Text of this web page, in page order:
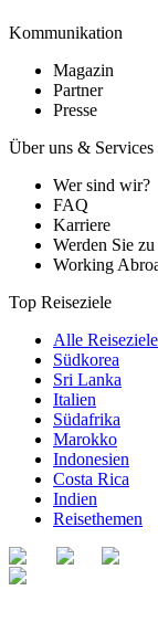
Kommunikation
Magazin
Partner
Presse
Über uns & Services
Wer sind wir?
FAQ
Karriere
Werden Sie
Working
Top Reiseziele
Alle
Südkorea
Sri Lanka
Italien
Südafrika
Marokko
Indonesien
Costa Rica
Indien
Reisethemen